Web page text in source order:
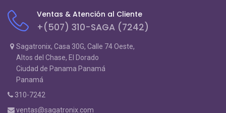
Ventas & Atención al Cliente
+(507) 310-SAGA (7242)
Sagatronix, Casa 30G, Calle 74 Oeste,
Altos del Chase, El Dorado
Ciudad de Panama Panamá
Panamá
310-7242
ventas@sagatronix.com